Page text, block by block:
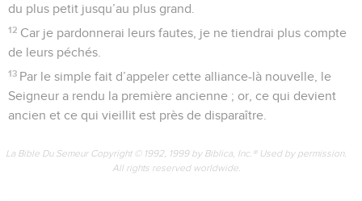
du plus petit jusqu’au plus grand.
12 Car je pardonnerai leurs fautes, je ne tiendrai plus compte
de leurs péchés.
13 Par le simple fait d’appeler cette alliance-là nouvelle, le
Seigneur a rendu la première ancienne ; or, ce qui devient
ancien et ce qui vieillit est près de disparaître.
La Bible Du Semeur Copyright © 1992, 1999 by Biblica, Inc.® Used by permission.
All rights reserved worldwide.